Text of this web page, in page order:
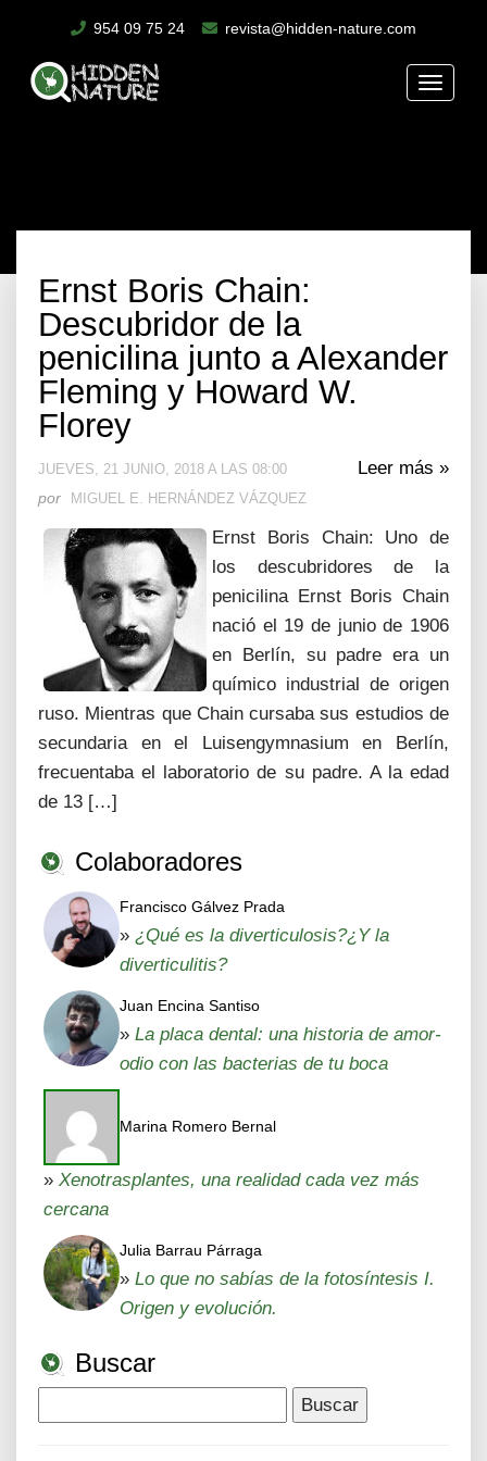
954 09 75 24 revista@hidden-nature.com
Toggle
Ernst Boris Chain:
Descubridor de la
penicilina junto a Alexander
Fleming y Howard W.
Florey
Leer más »
JUEVES, 21 JUNIO, 2018 A LAS 08:00
por MIGUEL E. HERNÁNDEZ VÁZQUEZ
Ernst Boris Chain: Uno de
los descubridores de la
penicilina Ernst Boris Chain
nació el 19 de junio de 1906
en Berlín, su padre era un
químico industrial de origen
ruso. Mientras que Chain cursaba sus estudios de
secundaria en el Luisengymnasium en Berlín,
frecuentaba el laboratorio de su padre. A la edad
de 13 […]
Colaboradores
Francisco Gálvez Prada
» ¿Qué es la diverticulosis?¿Y la
diverticulitis?
Juan Encina Santiso
» La placa dental: una historia de amor-
odio con las bacterias de tu boca
Marina Romero Bernal
» Xenotrasplantes, una realidad cada vez más
cercana
Julia Barrau Párraga
» Lo que no sabías de la fotosíntesis I.
Origen y evolución.
Buscar